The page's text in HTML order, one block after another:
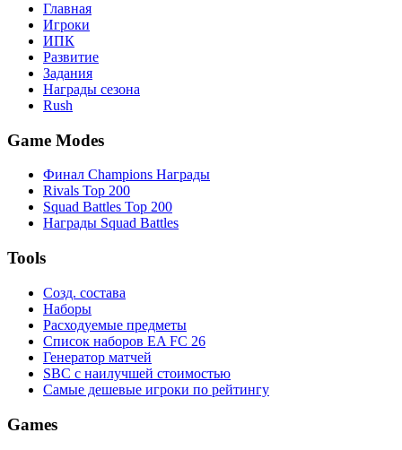
Главная
Игроки
ИПК
Развитие
Задания
Награды сезона
Rush
Game Modes
Финал Champions Награды
Rivals Top 200
Squad Battles Top 200
Награды Squad Battles
Tools
Созд. состава
Наборы
Расходуемые предметы
Список наборов EA FC 26
Генератор матчей
SBC с наилучшей стоимостью
Самые дешевые игроки по рейтингу
Games